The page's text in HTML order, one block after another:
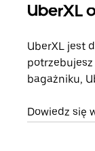
UberXL
UberXL jest
bagażniku,
Dowiedz się